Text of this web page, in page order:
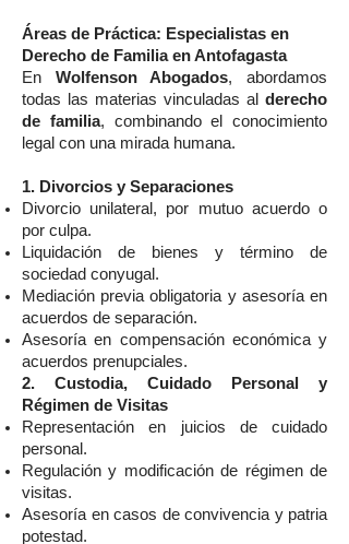
Áreas de Práctica: Especialistas en
Derecho de Familia en Antofagasta
En Wolfenson Abogados, abordamos
todas las materias vinculadas al derecho
de familia, combinando el conocimiento
legal con una mirada humana.
1. Divorcios y Separaciones
Divorcio unilateral, por mutuo acuerdo o
por culpa.
Liquidación de bienes y término de
sociedad conyugal.
Mediación previa obligatoria y asesoría en
acuerdos de separación.
Asesoría en compensación económica y
acuerdos prenupciales.
2. Custodia, Cuidado Personal y
Régimen de Visitas
Representación en juicios de cuidado
personal.
Regulación y modificación de régimen de
visitas.
Asesoría en casos de convivencia y patria
potestad.